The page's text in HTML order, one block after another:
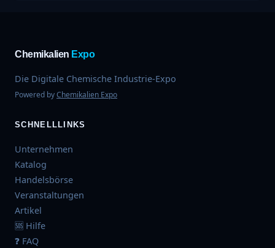
Chemikalien Expo
Die Digitale Chemische Industrie-Expo
Powered byChemikalien Expo
SCHNELLLINKS
Unternehmen
Katalog
Handelsbörse
Veranstaltungen
Artikel
🆘 Hilfe
❓ FAQ